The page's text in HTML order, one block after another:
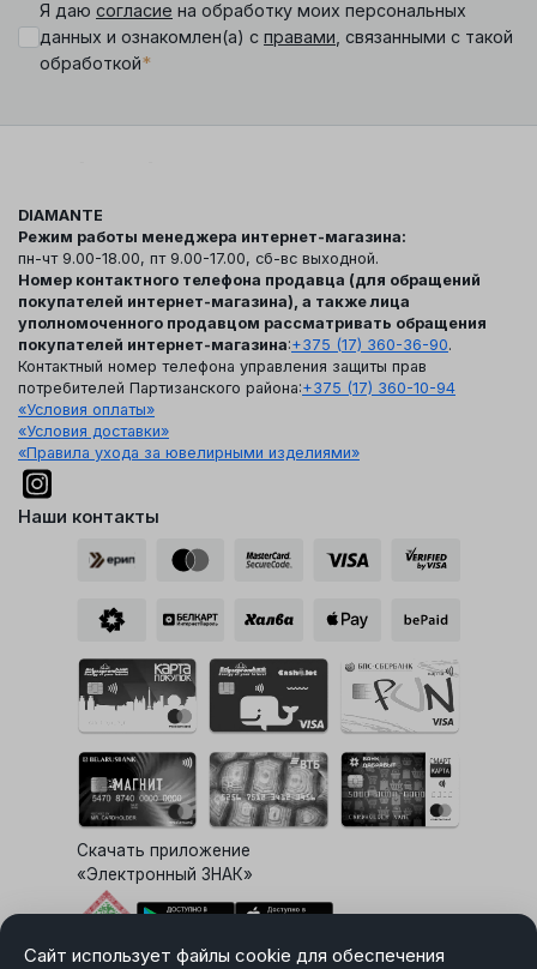
Сайт использует файлы cookie для обеспечения
Я даю согласие на обработку моих персональных
данных и ознакомлен(а) с правами , связанными с такой
обработкой*
DIAMANTE
Режим работы менеджера интернет-магазина:
пн-чт 9.00-18.00, пт 9.00-17.00, сб-вс выходной.
Номер контактного телефона продавца (для обращений
покупателей интернет-магазина), а также лица
уполномоченного продавцом рассматривать обращения
покупателей интернет-магазина:+375 (17) 360-36-90.
Контактный номер телефона управления защиты прав
потребителей Партизанского района:+375 (17) 360-10-94
«Условия оплаты»
«Условия доставки»
«Правила ухода за ювелирными изделиями»
Наши контакты
Скачать приложение
«Электронный ЗНАК»